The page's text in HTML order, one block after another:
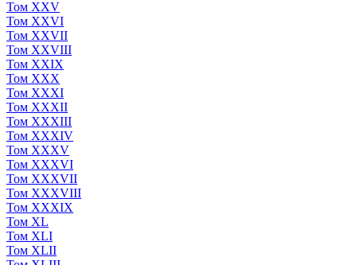
Том XXV
Том XXVI
Том XXVII
Том XXVIII
Том XXIX
Том XXX
Том XXXI
Том XXXII
Том XXXIII
Том XXXIV
Том XXXV
Том XXXVI
Том XXXVII
Том XXXVIII
Том XXXIX
Том XL
Том XLI
Том XLII